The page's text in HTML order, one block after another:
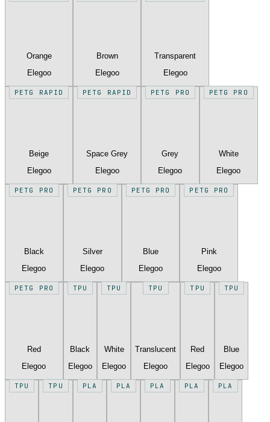
Orange
Elegoo
Brown
Elegoo
Transparent
Elegoo
PETG RAPID
Beige
Elegoo
PETG RAPID
Space Grey
Elegoo
PETG PRO
Grey
Elegoo
PETG PRO
White
Elegoo
PETG PRO
Black
Elegoo
PETG PRO
Silver
Elegoo
PETG PRO
Blue
Elegoo
PETG PRO
Pink
Elegoo
PETG PRO
Red
Elegoo
TPU
Black
Elegoo
TPU
White
Elegoo
TPU
Translucent
Elegoo
TPU
Red
Elegoo
TPU
Blue
Elegoo
TPU TPU PLA PLA PLA PLA PLA